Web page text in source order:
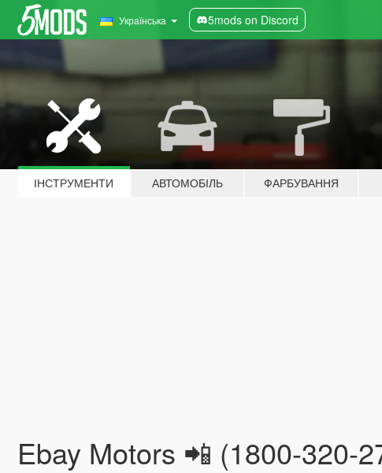
Українська 5mods on Discord
ІНСТРУМЕНТИ АВТОМОБІЛЬ ФАРБУВАННЯ
Ebay Motors 📲 (1800-320-